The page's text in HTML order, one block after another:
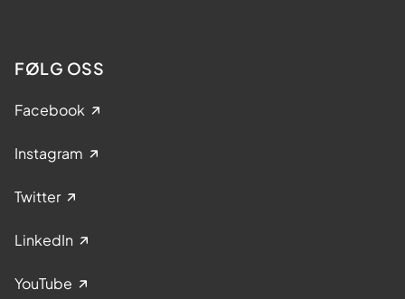
FØLG OSS
Facebook
Instagram
Twitter
LinkedIn
YouTube